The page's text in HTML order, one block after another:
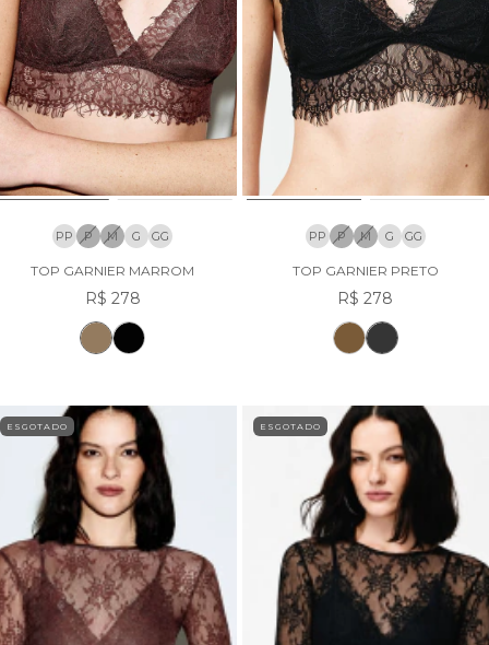
PP P M G GG
TOP GARNIER MARROM
R$ 278
PP P M G GG
TOP GARNIER PRETO
R$ 278
ESGOTADO ESGOTADO